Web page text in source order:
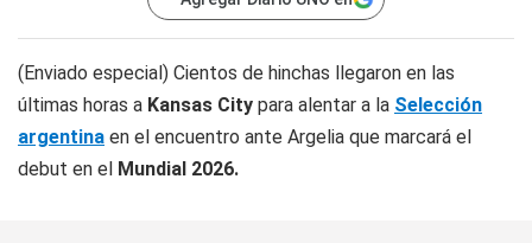
(Enviado especial) Cientos de hinchas llegaron en las
últimas horas a Kansas City para alentar a la Selección
argentina en el encuentro ante Argelia que marcará el
debut en el Mundial 2026.